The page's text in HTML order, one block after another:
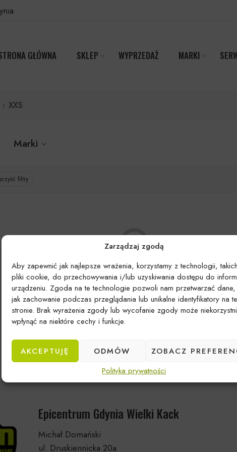
Zarządzaj zgodą
Aby zapewnić jak najlepsze wrażenia, korzystamy z technologii,
pliki cookie, do przechowywania i/lub uzyskiwania dostępu do
urządzeniu. Zgoda na te technologie pozwoli nam przetwarzać dane,
jak zachowanie podczas przeglądania lub unikalne identyfikatory na
stronie. Brak wyrażenia zgody lub wycofanie zgody może
wpłynąć na niektóre cechy i funkcje.
AKCEPTUJĘ ODMÓW
ZOBACZ
Polityka prywatności
GŁÓWNA SKLEP WYPRZEDAŻ MARKI
XXS
Marki
filtry
Brak produktów spełniających kryteria
Epicentrum Gdynia Wielki Kack
Michał Domański
ul. Druskiennicka 20a